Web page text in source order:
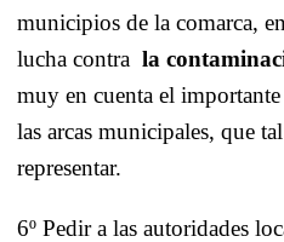
municipios de la comarca,
lucha contra la
muy en cuenta el
las arcas municipales, que
representar.
6º Pedir a las autoridades